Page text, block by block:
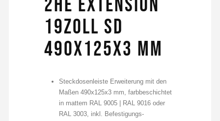
2HE Extension
19Zoll SD
490x125x3 mm
Steckdosenleiste Erweiterung mit den
Maßen 490x125x3 mm, farbbeschichtet
in mattem RAL 9005 | RAL 9016 oder
RAL 3003, inkl. Befestigungs-